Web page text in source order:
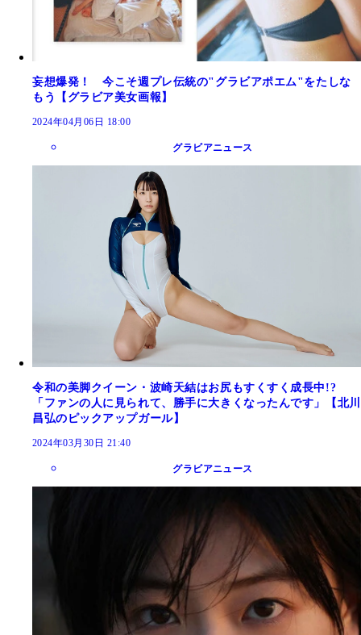
妄想爆発！ 今こそ週プレ伝統の"グラビアポエム"をたしな
もう【グラビア美女画報】
2024年04月06日 18:00
グラビアニュース
令和の美脚クイーン・波崎天結はお尻もすくすく成長中!?
「ファンの人に見られて、勝手に大きくなったんです」【北川
昌弘のピックアップガール】
2024年03月30日 21:40
グラビアニュース